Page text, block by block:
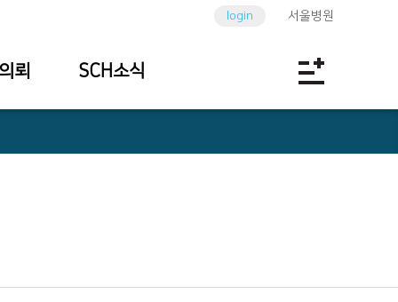
login 서울병원
뢰 SCH소식